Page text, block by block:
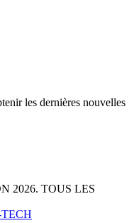
les dernières nouvelles
2026. TOUS LES